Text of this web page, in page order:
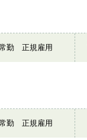
勤 正規雇用
勤 正規雇用